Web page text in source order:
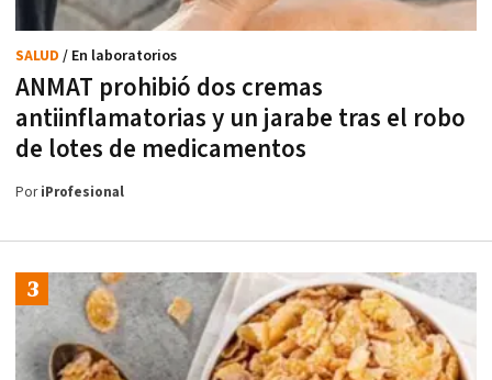
ANMAT prohibió dos cremas
antiinflamatorias y un jarabe tras el robo
de lotes de medicamentos
SALUD / En laboratorios
PoriProfesional